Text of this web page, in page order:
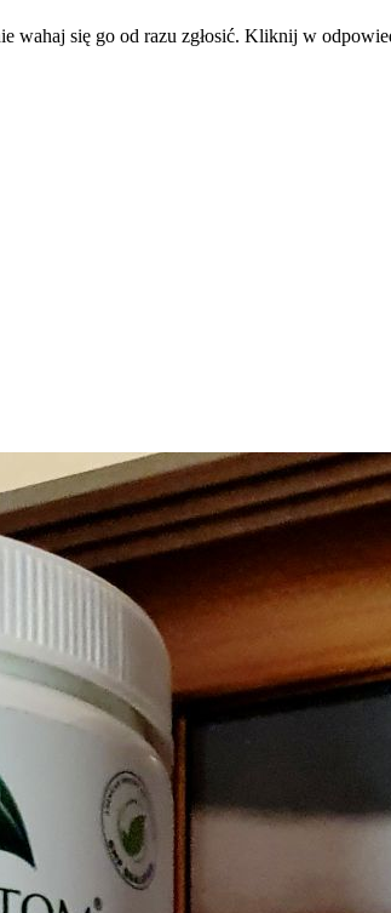
wahaj się go od razu zgłosić. Kliknij w